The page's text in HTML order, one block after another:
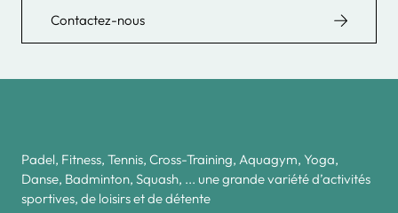
Contactez-nous
Padel, Fitness, Tennis, Cross-Training, Aquagym, Yoga,
Danse, Badminton, Squash, ... une grande variété d’activités
sportives, de loisirs et de détente